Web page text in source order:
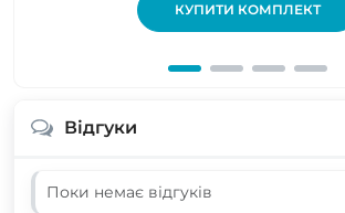
КУПИТИ КОМПЛЕКТ
Відгуки
Поки немає відгуків